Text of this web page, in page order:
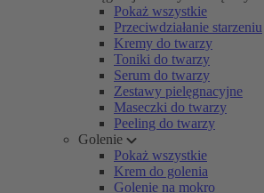
Pokaż wszystkie
Przeciwdziałanie starzeniu
Kremy do twarzy
Toniki do twarzy
Serum do twarzy
Zestawy pielęgnacyjne
Maseczki do twarzy
Peeling do twarzy
Golenie
Pokaż wszystkie
Krem do golenia
Golenie na mokro